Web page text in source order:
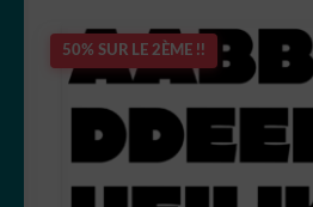
50% SUR LE 2ÈME !!